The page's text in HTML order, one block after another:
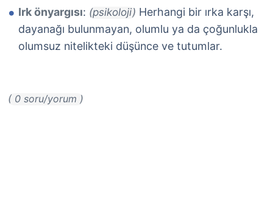
Irk önyargısı: (psikoloji) Herhangi bir ırka karşı,
dayanağı bulunmayan, olumlu ya da çoğunlukla
olumsuz nitelikteki düşünce ve tutumlar.
( 0 soru/yorum )